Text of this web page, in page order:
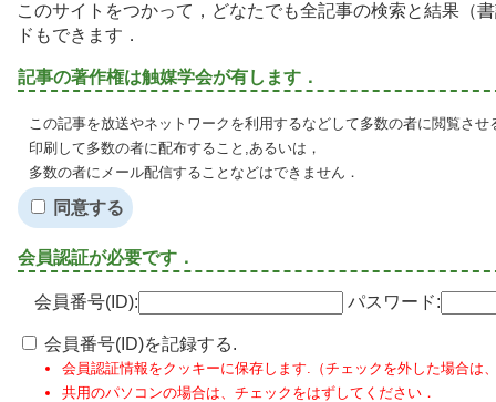
このサイトをつかって，どなたでも全記事の検索と結果（
ドもできます．
記事の著作権は触媒学会が有します．
この記事を放送やネットワークを利用するなどして多数の者に閲覧させ
印刷して多数の者に配布すること,あるいは，
多数の者にメール配信することなどはできません．
同意する
会員認証が必要です．
会員番号(ID): パスワード:
会員番号(ID)を記録する.
会員認証情報をクッキーに保存します.（チェックを外した場合は
共用のパソコンの場合は、チェックをはずしてください．